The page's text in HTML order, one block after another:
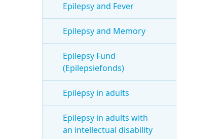
Epilepsy and Fever
Epilepsy and Memory
Epilepsy Fund
(Epilepsiefonds)
Epilepsy in adults
Epilepsy in adults with
an intellectual disability